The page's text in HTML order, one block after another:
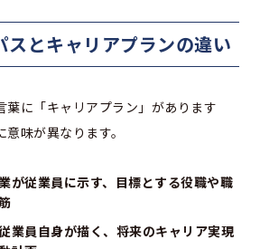
スとキャリアプランの違い
葉に「キャリアプラン」があります
味が異なります。
が従業員に示す、目標とする役職や職
業員自身が描く、将来のキャリア実現